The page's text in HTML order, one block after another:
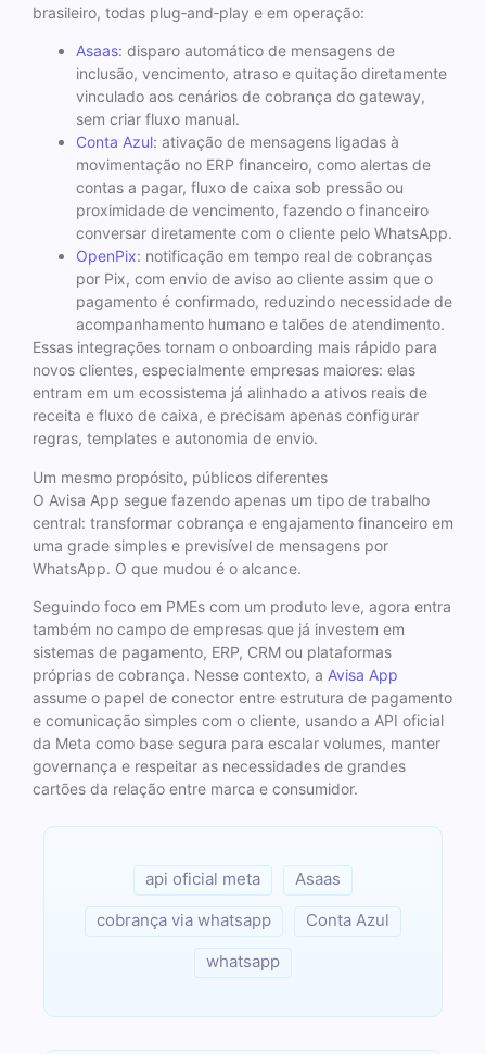
brasileiro, todas plug‑and‑play e em operação:
Asaas: disparo automático de mensagens de
inclusão, vencimento, atraso e quitação diretamente
vinculado aos cenários de cobrança do gateway,
sem criar fluxo manual.
Conta Azul: ativação de mensagens ligadas à
movimentação no ERP financeiro, como alertas de
contas a pagar, fluxo de caixa sob pressão ou
proximidade de vencimento, fazendo o financeiro
conversar diretamente com o cliente pelo WhatsApp.
OpenPix: notificação em tempo real de cobranças
por Pix, com envio de aviso ao cliente assim que o
pagamento é confirmado, reduzindo necessidade de
acompanhamento humano e talões de atendimento.
Essas integrações tornam o onboarding mais rápido para
novos clientes, especialmente empresas maiores: elas
entram em um ecossistema já alinhado a ativos reais de
receita e fluxo de caixa, e precisam apenas configurar
regras, templates e autonomia de envio.
Um mesmo propósito, públicos diferentes
O Avisa App segue fazendo apenas um tipo de trabalho
central: transformar cobrança e engajamento financeiro em
uma grade simples e previsível de mensagens por
WhatsApp. O que mudou é o alcance.
Seguindo foco em PMEs com um produto leve, agora entra
também no campo de empresas que já investem em
sistemas de pagamento, ERP, CRM ou plataformas
próprias de cobrança. Nesse contexto, a Avisa App
assume o papel de conector entre estrutura de pagamento
e comunicação simples com o cliente, usando a API oficial
da Meta como base segura para escalar volumes, manter
governança e respeitar as necessidades de grandes
cartões da relação entre marca e consumidor.
api oficial meta
Asaas
cobrança via whatsapp
Conta Azul
whatsapp